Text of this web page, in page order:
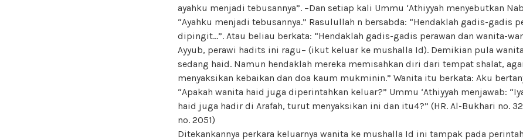
ayahku menjadi tebusannya”. –Dan setiap kali Ummu ‘Athiyyah menyebutkan
“Ayahku menjadi tebusannya.” Rasulullah n bersabda: “Hendaklah gadis-gadis
dipingit…”. Atau beliau berkata: “Hendaklah gadis-gadis perawan dan wanita-
Ayyub, perawi hadits ini ragu– (ikut keluar ke mushalla Id). Demikian pula
sedang haid. Namun hendaklah mereka memisahkan diri dari tempat shalat,
menyaksikan kebaikan dan doa kaum mukminin.” Wanita itu berkata: Aku
“Apakah wanita haid juga diperintahkan keluar?” Ummu ‘Athiyyah menjawab:
haid juga hadir di Arafah, turut menyaksikan ini dan itu4?” (HR. Al-Bukhari no.
no. 2051)
Ditekankannya perkara keluarnya wanita ke mushalla Id ini tampak pada